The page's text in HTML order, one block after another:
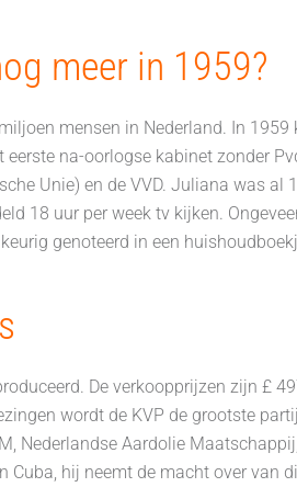
meer in 1959?
mensen in Nederland. In
eerste na-oorlogse kabinet zonder
Unie) en de VVD. Juliana was
18 uur per week tv kijken.
genoteerd in een
De verkoopprijzen zijn ‎£
wordt de KVP de grootste
Nederlandse Aardolie
Cuba, hij neemt de macht over van